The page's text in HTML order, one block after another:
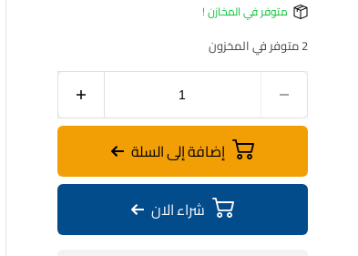
متوفر في المخازن !
2 متوفر في المخزون
إضافة إلى السلة
شراء الان